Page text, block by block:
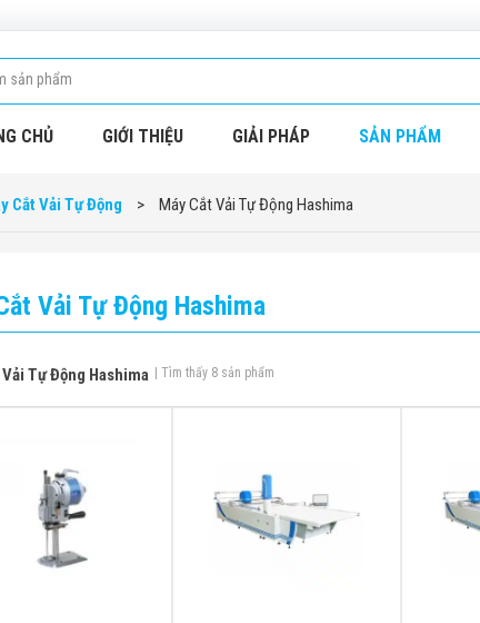
CHỦ GIỚI THIỆU GIẢI PHÁP SẢN PHẨM
Cắt Vải Tự Động > Máy Cắt Vải Tự Động Hashima
Vải Tự Động Hashima
Vải Tự Động Hashima | Tìm thấy 8 sản phẩm